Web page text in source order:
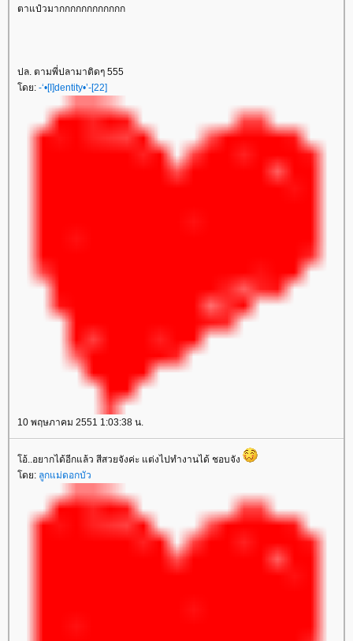
ตาแป๋วมากกกกกกกกกกกก
ปล. ตามพี่ปลามาติดๆ 555
ดย: -‘•[I]dentity•’-[22]
10 พฤษภาคม 2551 1:03:38 น.
อ้..อยากได้อีกแล้ว สีสวยจังค่ะ แต่งไปทำงานได้ ชอบจัง
ดย: ลูกแม่ดอกบัว